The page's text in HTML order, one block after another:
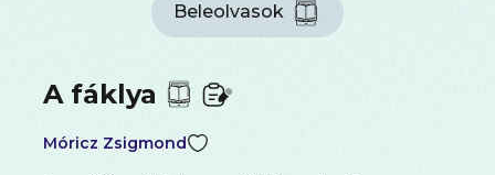
Beleolvasok
A fáklya
Móricz Zsigmond